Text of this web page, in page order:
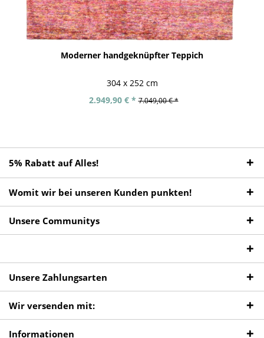
Moderner handgeknüpfter Teppich
304 x 252 cm
2.949,90 € * 7.049,00 € *
5% Rabatt auf Alles!
Womit wir bei unseren Kunden punkten!
Unsere Communitys
Unsere Zahlungsarten
Wir versenden mit:
Informationen